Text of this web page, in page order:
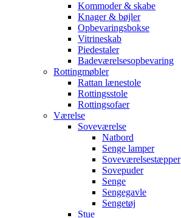
Kommoder & skabe
Knager & bøjler
Opbevaringsbokse
Vitrineskab
Piedestaler
Badeværelsesopbevaring
Rottingmøbler
Rattan lænestole
Rottingsstole
Rottingsofaer
Værelse
Soveværelse
Natbord
Senge lamper
Soveværelsestæpper
Sovepuder
Senge
Sengegavle
Sengetøj
Stue